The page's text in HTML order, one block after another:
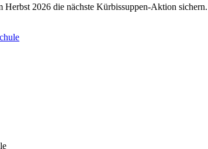
2026 die nächste Kürbissuppen-Aktion sichern.